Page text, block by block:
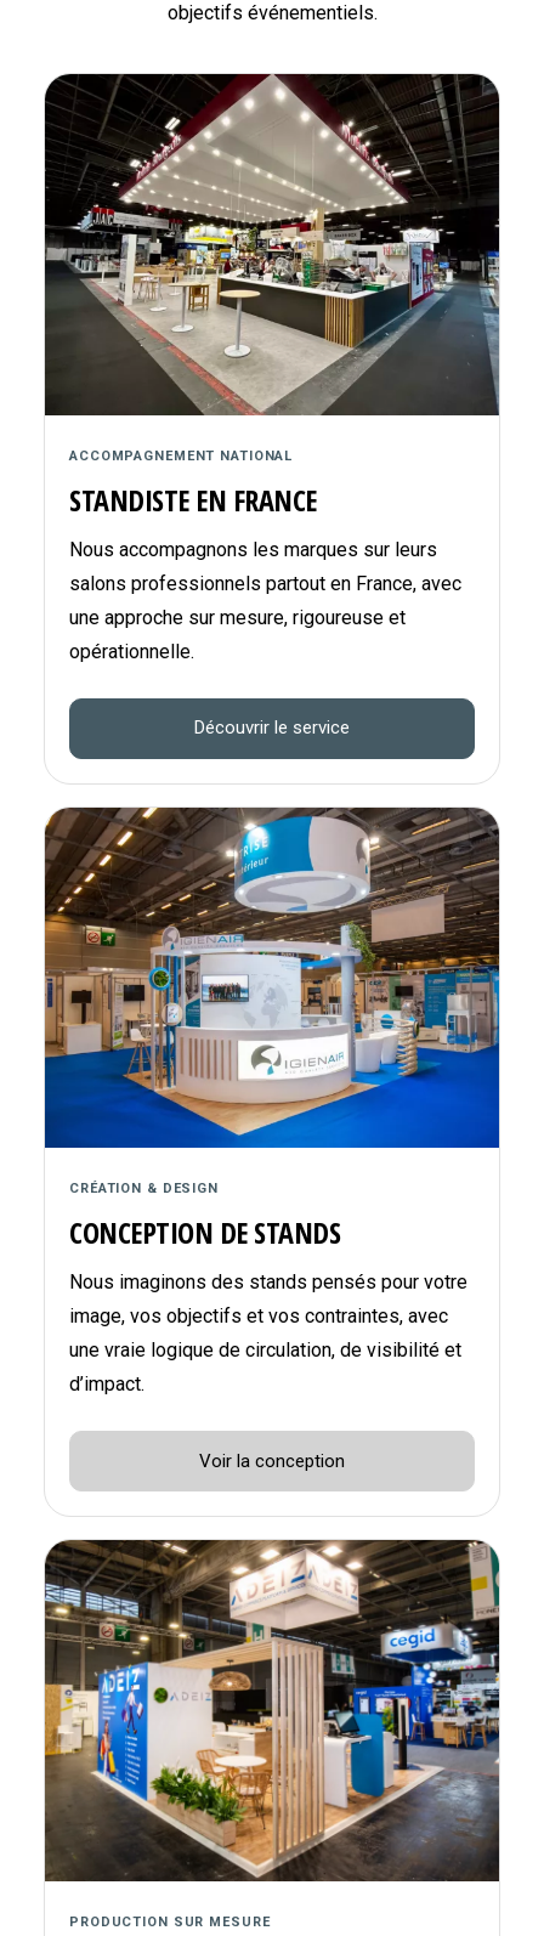
objectifs événementiels.
ACCOMPAGNEMENT NATIONAL
STANDISTE EN FRANCE
Nous accompagnons les marques sur leurs
salons professionnels partout en France, avec
une approche sur mesure, rigoureuse et
opérationnelle.
Découvrir le service
CRÉATION & DESIGN
CONCEPTION DE STANDS
Nous imaginons des stands pensés pour votre
image, vos objectifs et vos contraintes, avec
une vraie logique de circulation, de visibilité et
d’impact.
Voir la conception
PRODUCTION SUR MESURE